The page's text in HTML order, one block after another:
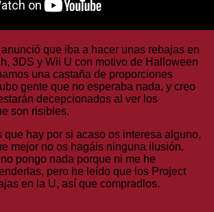
que iba a hacer unas rebajas en
3DS y Wii U con motivo de Halloween
una castaña de proporciones
gente que no esperaba nada, y creo
decepcionados al ver los
son risibles.
que hay por si acaso os interesa alguno,
mejor no os hagáis ninguna ilusión.
pongo nada porque ni me he
pero he leído que los Project
en la U, así que compradlos.